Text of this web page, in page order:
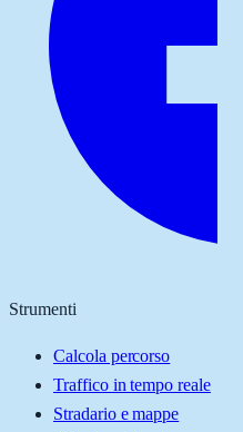
Strumenti
Calcola percorso
Traffico in tempo reale
Stradario e mappe